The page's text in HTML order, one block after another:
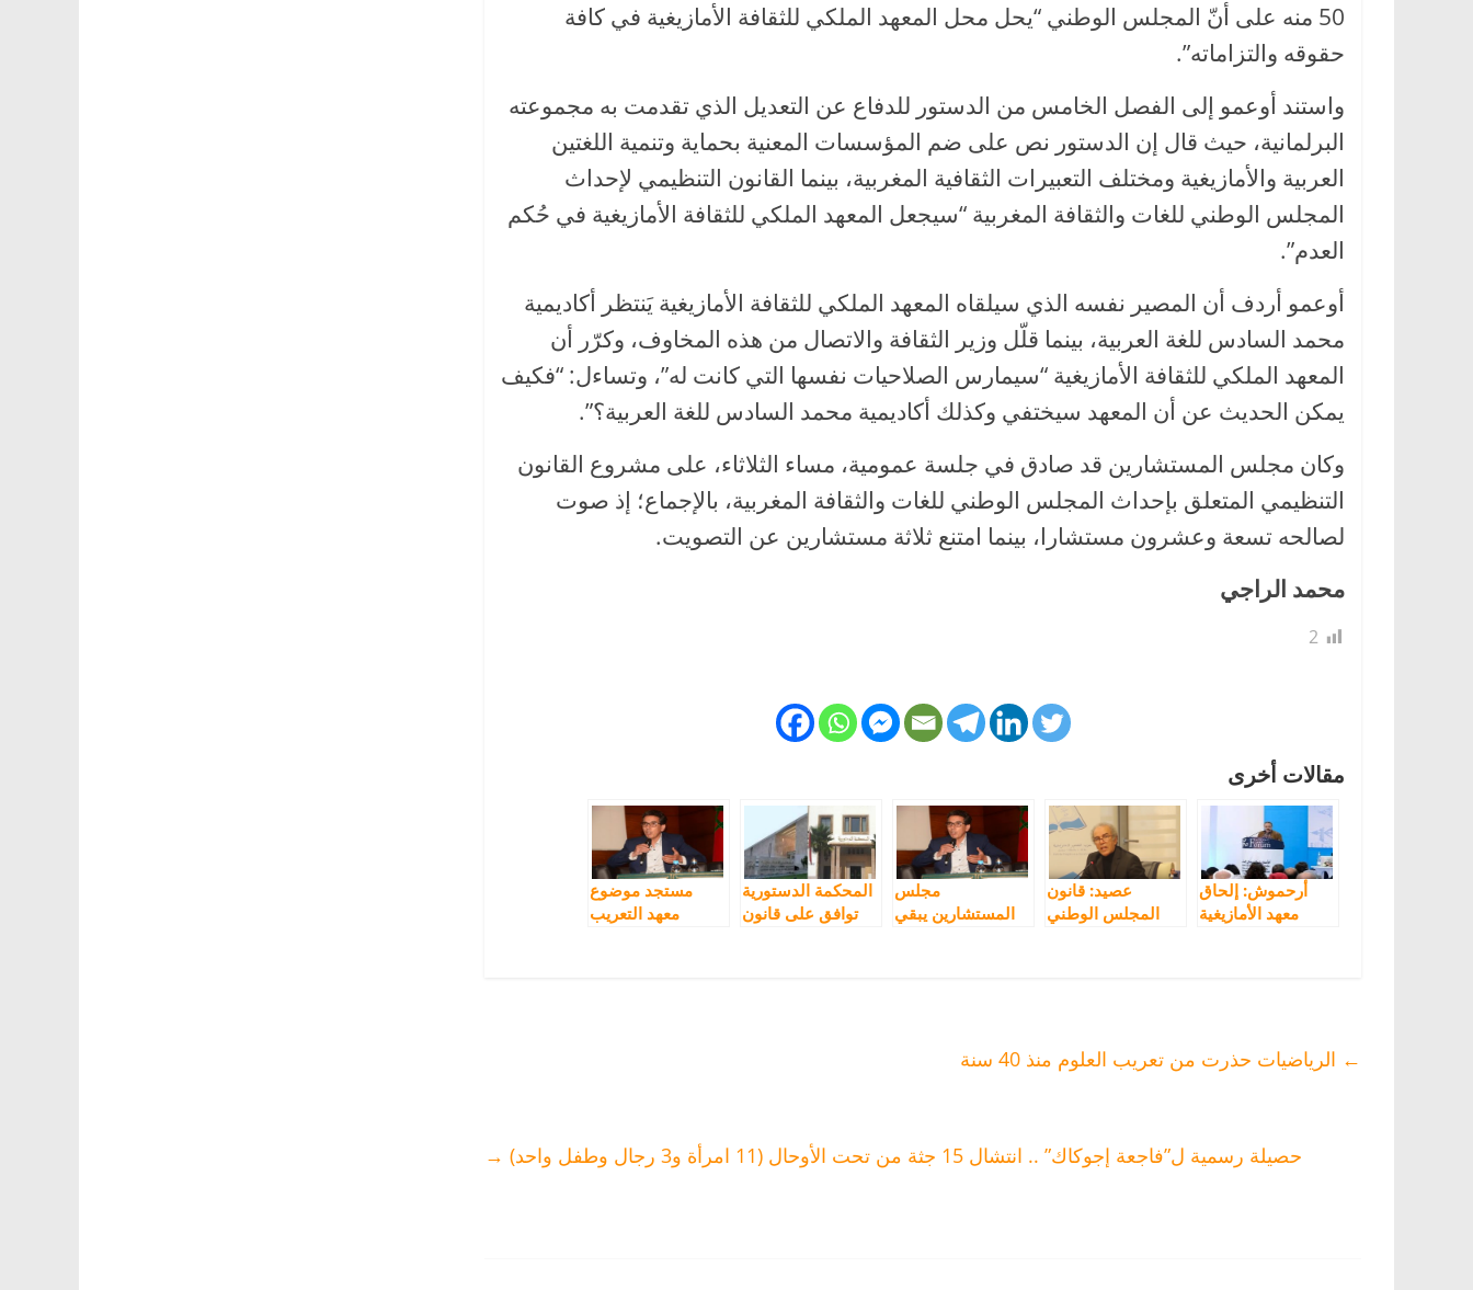
50 منه على أنّ المجلس الوطني “يحل محل المعهد الملكي للثقافة الأمازيغية في كافة
حقوقه والتزاماته”.
واستند أوعمو إلى الفصل الخامس من الدستور للدفاع عن التعديل الذي تقدمت به مجموعته
البرلمانية، حيث قال إن الدستور نص على ضم المؤسسات المعنية بحماية وتنمية اللغتين
العربية والأمازيغية ومختلف التعبيرات الثقافية المغربية، بينما القانون التنظيمي لإحداث
المجلس الوطني للغات والثقافة المغربية “سيجعل المعهد الملكي للثقافة الأمازيغية في حُكم
العدم”.
أوعمو أردف أن المصير نفسه الذي سيلقاه المعهد الملكي للثقافة الأمازيغية يَنتظر أكاديمية
محمد السادس للغة العربية، بينما قلّل وزير الثقافة والاتصال من هذه المخاوف، وكرّر أن
المعهد الملكي للثقافة الأمازيغية “سيمارس الصلاحيات نفسها التي كانت له”، وتساءل: “فكيف
يمكن الحديث عن أن المعهد سيختفي وكذلك أكاديمية محمد السادس للغة العربية؟”.
وكان مجلس المستشارين قد صادق في جلسة عمومية، مساء الثلاثاء، على مشروع القانون
التنظيمي المتعلق بإحداث المجلس الوطني للغات والثقافة المغربية، بالإجماع؛ إذ صوت
لصالحه تسعة وعشرون مستشارا، بينما امتنع ثلاثة مستشارين عن التصويت.
محمد الراجي
2
مقالات أخرى
أرحموش: إلحاق
معهد الأمازيغية
عصيد: قانون
المجلس الوطني
مجلس
المستشارين يبقي
المحكمة الدستورية
توافق على قانون
مستجد موضوع
معهد التعريب
← الرياضيات حذرت من تعريب العلوم منذ 40 سنة
حصيلة رسمية ل”فاجعة إجوكاك” .. انتشال 15 جثة من تحت الأوحال (11 امرأة و3 رجال وطفل واحد) →